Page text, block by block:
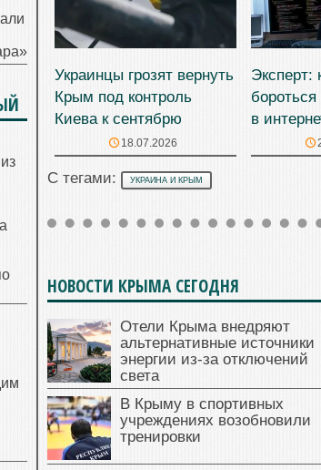
Украинцы грозят вернуть
Крым под контроль
Киева к сентябрю
18.07.2026
Эксперт:
в
С тегами: УКРАИНА И КРЫМ
НОВОСТИ КРЫМА СЕГОДНЯ
Отели Крыма внедряют
альтернативные источники
энергии из-за отключений
света
В Крыму в спортивных
учреждениях возобновили
тренировки